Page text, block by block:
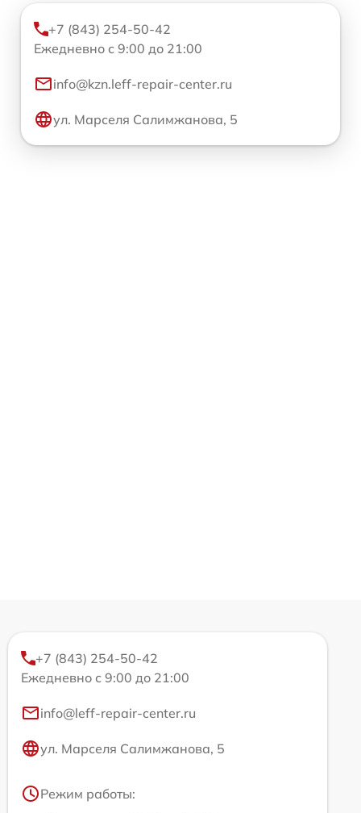
+7 (843) 254-50-42
Ежедневно с 9:00 до 21:00
info@kzn.leff-repair-center.ru
ул. Марселя Салимжанова, 5
+7 (843) 254-50-42
Ежедневно с 9:00 до 21:00
info@leff-repair-center.ru
ул. Марселя Салимжанова, 5
Режим работы: